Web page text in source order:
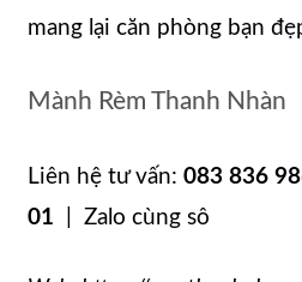
mang lại căn phòng bạn
Mành Rèm Thanh Nhàn
Liên hệ tư vấn: 083 836
01 | Zalo cùng sô